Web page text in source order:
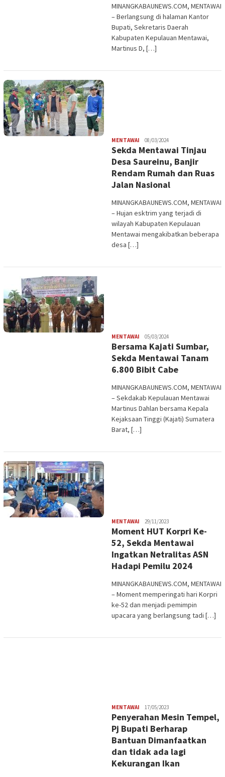
MINANGKABAUNEWS.COM, MENTAWAI
– Berlangsung di halaman Kantor
Bupati, Sekretaris Daerah
Kabupaten Kepulauan Mentawai,
Martinus D, […]
MENTAWAI Redaksi
08/03/2024
Sekda Mentawai Tinjau
Desa Saureinu, Banjir
Rendam Rumah dan Ruas
Jalan Nasional
MINANGKABAUNEWS.COM, MENTAWAI
– Hujan esktrim yang terjadi di
wilayah Kabupaten Kepulauan
Mentawai mengakibatkan beberapa
desa […]
MENTAWAI Redaksi
05/03/2024
Bersama Kajati Sumbar,
Sekda Mentawai Tanam
6.800 Bibit Cabe
MINANGKABAUNEWS.COM, MENTAWAI
– Sekdakab Kepulauan Mentawai
Martinus Dahlan bersama Kepala
Kejaksaan Tinggi (Kajati) Sumatera
Barat, […]
MENTAWAI Redaksi
29/11/2023
Moment HUT Korpri Ke-
52, Sekda Mentawai
Ingatkan Netralitas ASN
Hadapi Pemilu 2024
MINANGKABAUNEWS.COM, MENTAWAI
– Moment memperingati hari Korpri
ke-52 dan menjadi pemimpin
upacara yang berlangsung tadi […]
MENTAWAI Redaksi
17/05/2023
Penyerahan Mesin Tempel,
Pj Bupati Berharap
Bantuan Dimanfaatkan
dan tidak ada lagi
Kekurangan Ikan